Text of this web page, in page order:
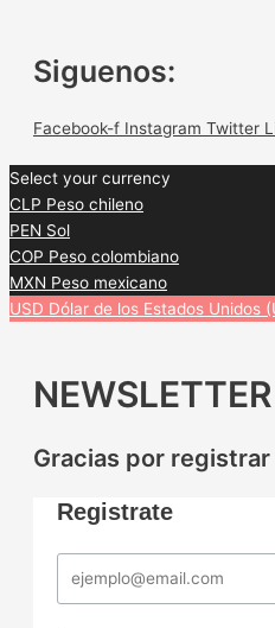
Siguenos:
Facebook-f Instagram Twitter
Select your currency
CLP Peso chileno
PEN Sol
COP Peso colombiano
MXN Peso mexicano
USD Dólar de los Estados Unidos
NEWSLETTER
Gracias por
Registrate